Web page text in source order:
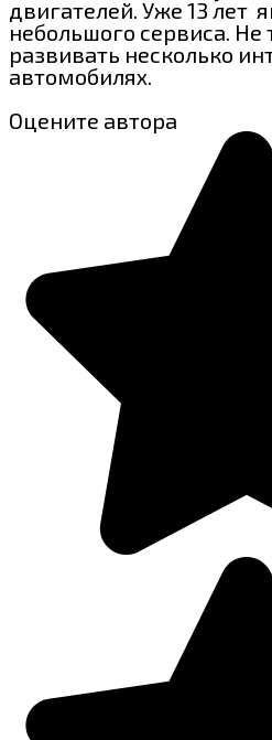
двигателей. Уже 13 лет
небольшого сервиса. Не
развивать несколько
автомобилях.
Оцените автора